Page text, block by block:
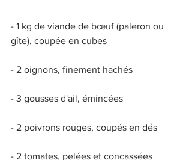
- 1 kg de viande de bœuf (paleron ou
gîte), coupée en cubes
- 2 oignons, finement hachés
- 3 gousses d'ail, émincées
- 2 poivrons rouges, coupés en dés
- 2 tomates, pelées et concassées